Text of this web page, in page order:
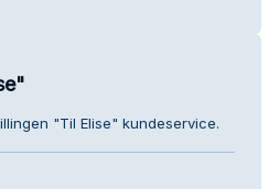
"Til Elise" kundeservice.